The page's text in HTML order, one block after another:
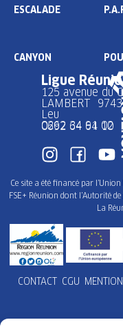
ESCALADE
CANYON
Ligue
125 avenue du
LAMBERT
Leu
0262 34 91 02
0692 64 64 10
Ce site a été financé par
FSE+ Réunion dont l’Autorité
La
CONTACT CGU